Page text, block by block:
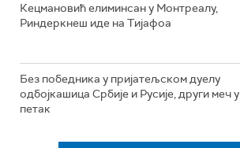
Кецмановић елиминсан у Монтреалу,
Риндеркнеш иде на Тијафоа
Без победника у пријатељском дуелу
одбојкашица Србије и Русије, други меч у
петак